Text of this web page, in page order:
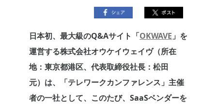
日本初、最大級のQ&Aサイト「OKWAVE 」を
運営する株式会社オウケイウェイヴ（所在
地：東京都港区、代表取締役社長：松田
元）は、「テレワークカンファレンス」主催
者の一社として、このたび、SaaSベンダーを